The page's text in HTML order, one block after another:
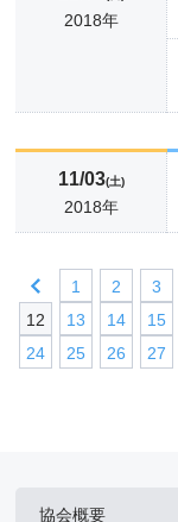
2018年
11/03(土)
2018年
1 2 3
12
13 14 15
24
25 26 27
協会概要